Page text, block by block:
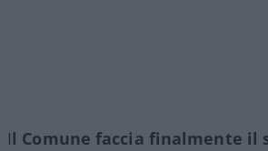
Il Comune faccia finalmente il